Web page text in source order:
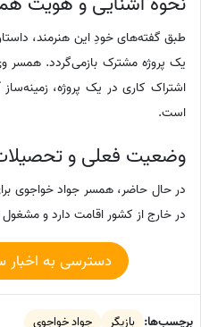
طبق گفته‌های خودِ این هنرمند،
یک پروژه مشترک بازمی‌گردد. همسر
اشتراک کاری در یک پروژه،
است.
وضعیت فعلی و
در حال حاضر، همسر جواد خواجوی
در خارج از کشور اقامت دارد و
دسترسی به اخبار
برچسب‌ها: بازیگر جواد خواجوی